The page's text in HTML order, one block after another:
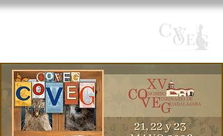
XV Congreso Veterinario